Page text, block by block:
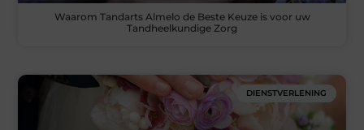
Waarom Tandarts Almelo de Beste Keuze is voor uw
Tandheelkundige Zorg
DIENSTVERLENING